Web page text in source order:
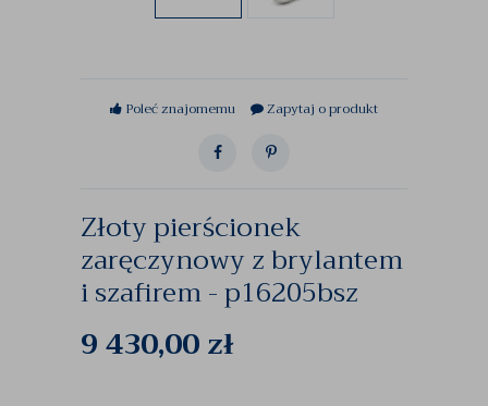
Poleć znajomemu Zapytaj o produkt
Złoty pierścionek
zaręczynowy z brylantem
i szafirem - p16205bsz
9 430,00zł